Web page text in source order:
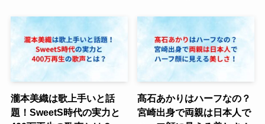
瀧本美織は歌上手いと話
題！SweetS時代の実力と
髙石あかりはハーフなの？
宮崎出身で両親は日本人で